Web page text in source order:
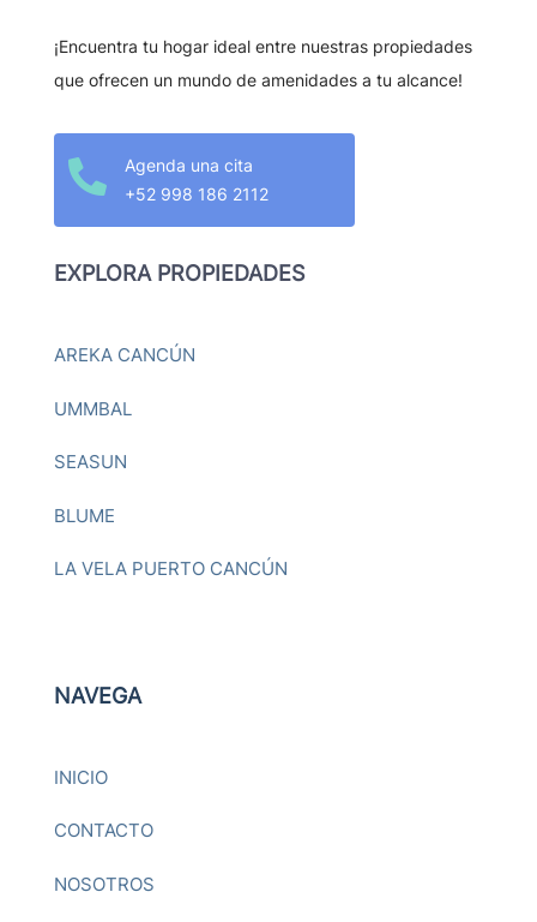
¡Encuentra tu hogar ideal entre nuestras propiedades
que ofrecen un mundo de amenidades a tu alcance!

Agenda una cita
+52 998 186 2112
EXPLORA PROPIEDADES
AREKA CANCÚN
UMMBAL
SEASUN
BLUME
LA VELA PUERTO CANCÚN
NAVEGA
INICIO
CONTACTO
NOSOTROS